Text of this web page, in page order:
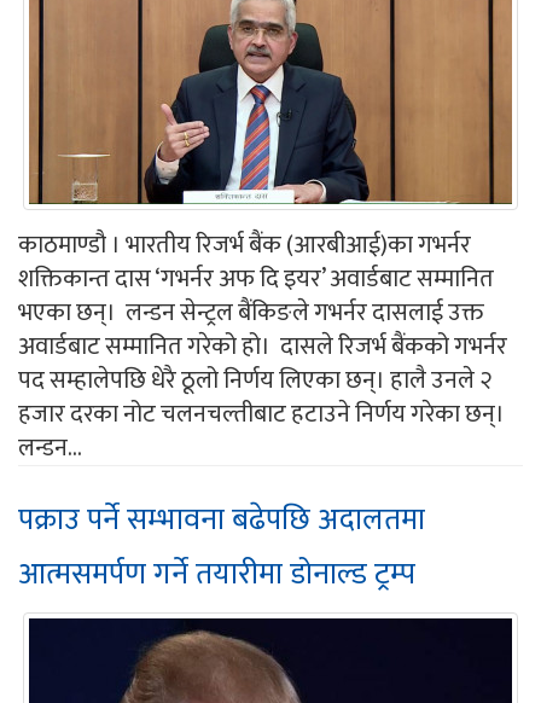
काठमाण्डौ । भारतीय रिजर्भ बैंक (आरबीआई)का गभर्नर
शक्तिकान्त दास ‘गभर्नर अफ दि इयर’ अवार्डबाट सम्मानित
भएका छन्। लन्डन सेन्ट्रल बैंकिङले गभर्नर दासलाई उक्त
अवार्डबाट सम्मानित गरेको हो। दासले रिजर्भ बैंकको गभर्नर
पद सम्हालेपछि धेरै ठूलो निर्णय लिएका छन्। हालै उनले २
हजार दरका नोट चलनचल्तीबाट हटाउने निर्णय गरेका छन्।
लन्डन...
पक्राउ पर्ने सम्भावना बढेपछि अदालतमा
आत्मसमर्पण गर्ने तयारीमा डोनाल्ड ट्रम्प